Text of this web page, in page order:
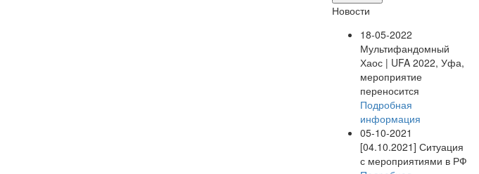
Новости
18-05-2022
Мультифандомный
Хаос | UFA 2022, Уфа,
мероприятие
переносится
Подробная
информация
05-10-2021
[04.10.2021] Ситуация
с мероприятиями в РФ